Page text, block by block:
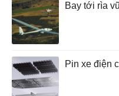
Bay tới rìa
Pin xe điện